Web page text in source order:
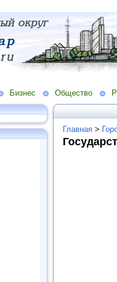
Бизнес Общество
Главная >